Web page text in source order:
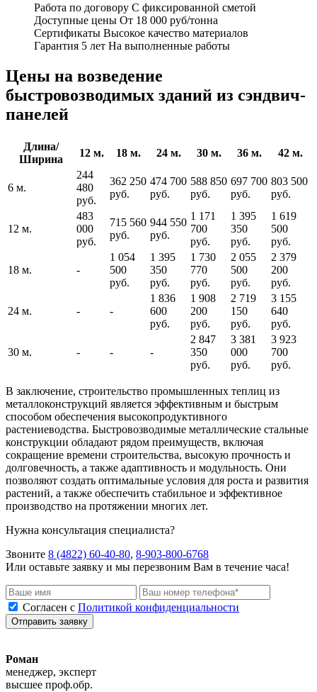
Работа по договору С фиксированной сметой
Доступные цены От 18 000 руб/тонна
Сертификаты Высокое качество материалов
Гарантия 5 лет На выполненные работы
Цены на возведение
быстровозводимых зданий из сэндвич-
панелей
Длина/
Ширина
12 м. 18 м. 24 м. 30 м. 36 м. 42 м.
6 м.
244
480
руб.
362 250
руб.
474 700
руб.
588 850
руб.
697 700
руб.
803 500
руб.
12 м.
483
000
руб.
715 560
руб.
944 550
руб.
1 171
700
руб.
1 395
350
руб.
1 619
500
руб.
18 м. -
1 054
500
руб.
1 395
350
руб.
1 730
770
руб.
2 055
500
руб.
2 379
200
руб.
24 м. - -
1 836
600
руб.
1 908
200
руб.
2 719
150
руб.
3 155
640
руб.
30 м. - - -
2 847
350
руб.
3 381
000
руб.
3 923
700
руб.
В заключение, строительство промышленных теплиц из
металлоконструкций является эффективным и быстрым
способом обеспечения высокопродуктивного
растениеводства. Быстровозводимые металлические стальные
конструкции обладают рядом преимуществ, включая
сокращение времени строительства, высокую прочность и
долговечность, а также адаптивность и модульность. Они
позволяют создать оптимальные условия для роста и развития
растений, а также обеспечить стабильное и эффективное
производство на протяжении многих лет.
Нужна консультация специалиста?
Звоните 8 (4822) 60-40-80, 8-903-800-6768
Или оставьте заявку и мы перезвоним Вам в течение часа!
Согласен с Политикой конфиденциальности
Отправить заявку
Роман
менеджер, эксперт
высшее проф.обр.